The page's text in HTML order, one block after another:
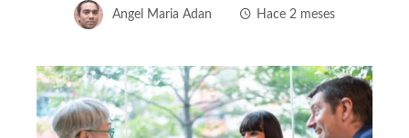
Angel Maria Adan Hace 2 meses